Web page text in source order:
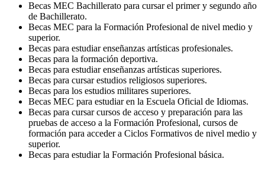
Becas MEC Bachillerato para cursar el primer y segundo año
de Bachillerato.
Becas MEC para la Formación Profesional de nivel medio y
superior.
Becas para estudiar enseñanzas artísticas profesionales.
Becas para la formación deportiva.
Becas para estudiar enseñanzas artísticas superiores.
Becas para cursar estudios religiosos superiores.
Becas para los estudios militares superiores.
Becas MEC para estudiar en la Escuela Oficial de Idiomas.
Becas para cursar cursos de acceso y preparación para las
pruebas de acceso a la Formación Profesional, cursos de
formación para acceder a Ciclos Formativos de nivel medio y
superior.
Becas para estudiar la Formación Profesional básica.